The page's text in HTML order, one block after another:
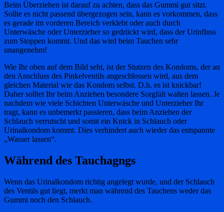
Beim Überziehen ist darauf zu achten, dass das Gummi gut sitzt.
Sollte es nicht passend übergezogen sein, kann es vorkommen, dass
es gerade im vorderen Bereich verklebt oder auch durch
Unterwäsche oder Unterzieher so gedrückt wird, dass der Urinfluss
zum Stoppen kommt. Und das wird beim Tauchen sehr
unangenehm!
Wie Ihr oben auf dem Bild seht, ist der Stutzen des Kondoms, der an
den Anschluss des Pinkelventils angeschlossen wird, aus dem
gleichen Material wie das Kondom selbst. D.h. es ist knickbar!
Daher solltet Ihr beim Anziehen besondere Sorgfalt walten lassen. Je
nachdem wie viele Schichten Unterwäsche und Unterzieher Ihr
tragt, kann es unbemerkt passieren, dass beim Anziehen der
Schlauch verrutscht und somit ein Knick in Schlauch oder
Urinalkondom kommt. Dies verhindert auch wieder das entspannte
„Wasser lassen“.
Während des Tauchagngs
Wenn das Urinalkondom richtig angelegt wurde, und der Schlauch
des Ventils gut liegt, merkt man während des Tauchens weder das
Gummi noch den Schlauch.